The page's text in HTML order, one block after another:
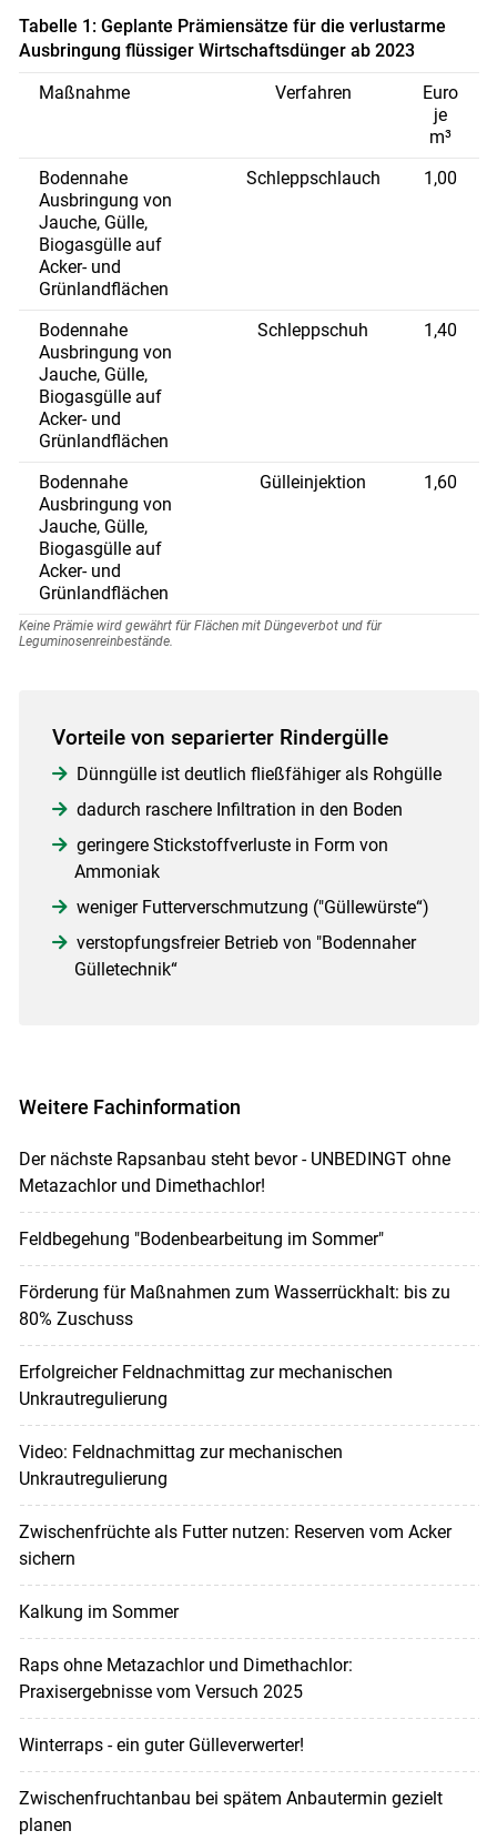
Tabelle 1: Geplante Prämiensätze für die verlustarme
Ausbringung flüssiger Wirtschaftsdünger ab 2023
Maßnahme
Verfahren
Euro
je
m³
Bodennahe
Ausbringung von
Jauche, Gülle,
Biogasgülle auf
Acker- und
Grünlandflächen
Schleppschlauch 1,00
Bodennahe
Ausbringung von
Jauche, Gülle,
Biogasgülle auf
Acker- und
Grünlandflächen
Schleppschuh 1,40
Bodennahe
Ausbringung von
Jauche, Gülle,
Biogasgülle auf
Acker- und
Grünlandflächen
Gülleinjektion 1,60
Keine Prämie wird gewährt für Flächen mit Düngeverbot und für
Leguminosenreinbestände.
Vorteile von separierter Rindergülle
Dünngülle ist deutlich fließfähiger als Rohgülle
dadurch raschere Infiltration in den Boden
geringere Stickstoffverluste in Form von
Ammoniak
weniger Futterverschmutzung ("Güllewürste“)
verstopfungsfreier Betrieb von "Bodennaher
Gülletechnik“
Weitere Fachinformation
Der nächste Rapsanbau steht bevor - UNBEDINGT ohne
Metazachlor und Dimethachlor!
Feldbegehung "Bodenbearbeitung im Sommer"
Förderung für Maßnahmen zum Wasserrückhalt: bis zu
80% Zuschuss
Erfolgreicher Feldnachmittag zur mechanischen
Unkrautregulierung
Video: Feldnachmittag zur mechanischen
Unkrautregulierung
Zwischenfrüchte als Futter nutzen: Reserven vom Acker
sichern
Kalkung im Sommer
Raps ohne Metazachlor und Dimethachlor:
Praxisergebnisse vom Versuch 2025
Winterraps - ein guter Gülleverwerter!
Zwischenfruchtanbau bei spätem Anbautermin gezielt
planen